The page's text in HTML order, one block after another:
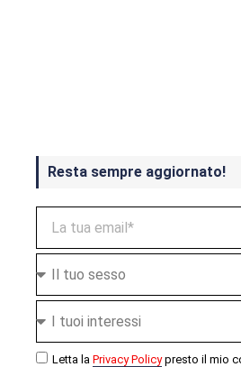
Resta sempre aggiornato!
Letta la Privacy Policypresto il mio